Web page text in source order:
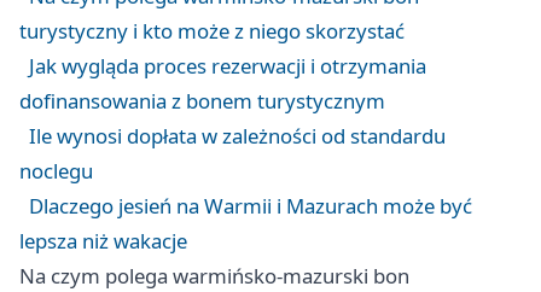
turystyczny i kto może z niego skorzystać
Jak wygląda proces rezerwacji i otrzymania
dofinansowania z bonem turystycznym
Ile wynosi dopłata w zależności od standardu
noclegu
Dlaczego jesień na Warmii i Mazurach może być
lepsza niż wakacje
Na czym polega warmińsko-mazurski bon